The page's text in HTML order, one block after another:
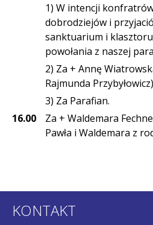
1) W intencji
dobrodziejów i
sanktuarium i
powołania z naszej
2) Za + Annę
Rajmunda
3) Za Parafian.
16.00
Za + Waldemara
Pawła i Waldemara z
KONTAKT